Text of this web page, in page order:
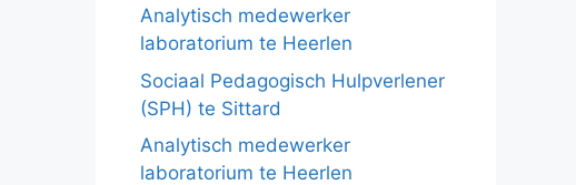
Analytisch medewerker
laboratorium te Heerlen
Sociaal Pedagogisch Hulpverlener
(SPH) te Sittard
Analytisch medewerker
laboratorium te Heerlen